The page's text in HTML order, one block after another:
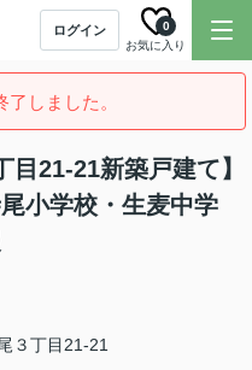
ログイン
お気に入り
0
しました。
目21-21新築戸建て】
小学校・生麦中学
３丁目21-21